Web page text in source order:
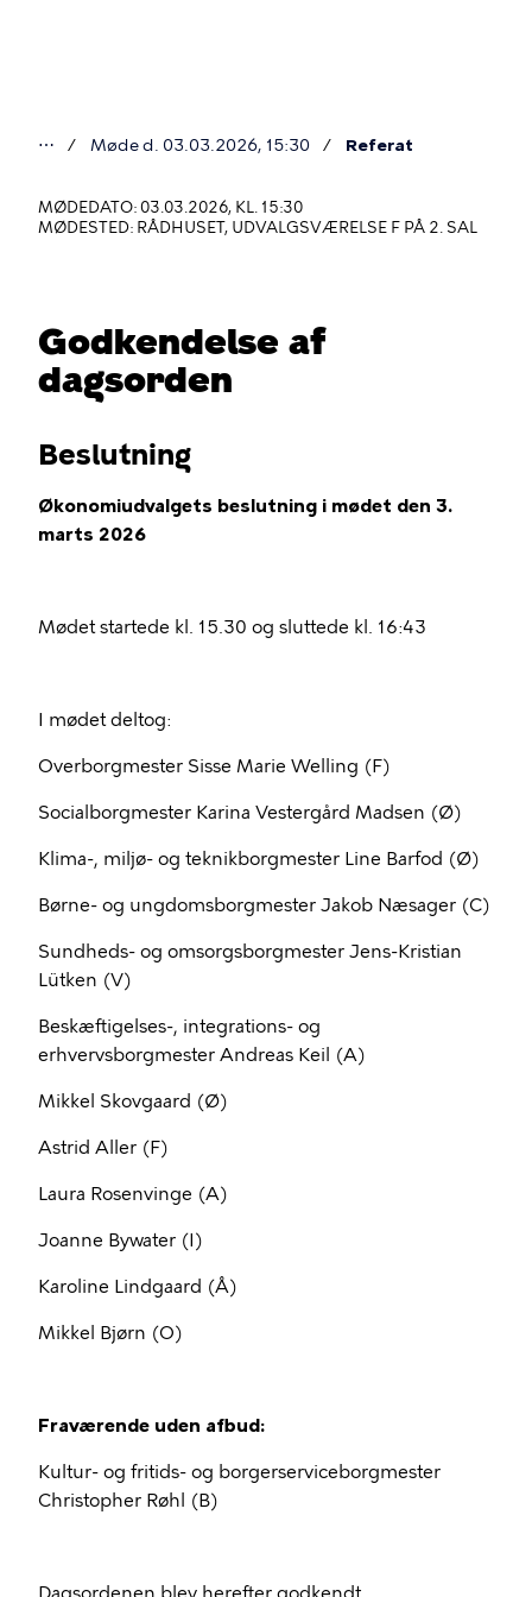
er
her
⋯ Møde d. 03.03.2026, 15:30 Referat
MØDEDATO: 03.03.2026, KL. 15:30
MØDESTED: RÅDHUSET, UDVALGSVÆRELSE F PÅ 2. SAL
Godkendelse af
dagsorden
Beslutning
Økonomiudvalgets beslutning i mødet den 3.
marts 2026
Mødet startede kl. 15.30 og sluttede kl. 16:43
I mødet deltog:
Overborgmester Sisse Marie Welling (F)
Socialborgmester Karina Vestergård Madsen (Ø)
Klima-, miljø- og teknikborgmester Line Barfod (Ø)
Børne- og ungdomsborgmester Jakob Næsager (C)
Sundheds- og omsorgsborgmester Jens-Kristian
Lütken (V)
Beskæftigelses-, integrations- og
erhvervsborgmester Andreas Keil (A)
Mikkel Skovgaard (Ø)
Astrid Aller (F)
Laura Rosenvinge (A)
Joanne Bywater (I)
Karoline Lindgaard (Å)
Mikkel Bjørn (O)
Fraværende uden afbud:
Kultur- og fritids- og borgerserviceborgmester
Christopher Røhl (B)